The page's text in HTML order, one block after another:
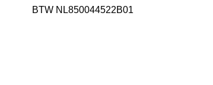
BTW NL850044522B01